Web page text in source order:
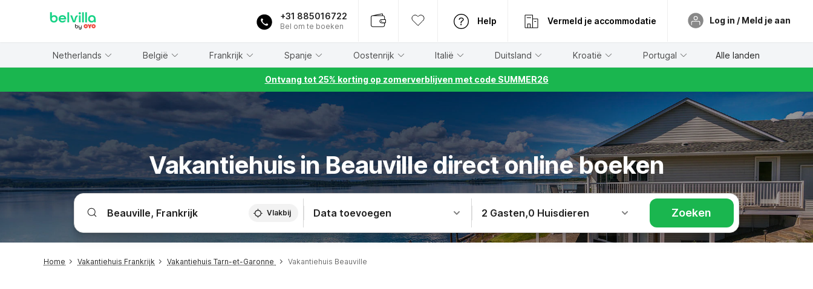
+31 885016722
Bel om te boeken
Help Vermeld je accommodatie Log in / Meld je aan
Netherlands België Frankrijk Spanje Oostenrijk Italië Duitsland Kroatië Portugal Alle landen
Ontvang tot 25% korting op zomerverblijven met code SUMMER26
Vakantiehuis in Beauville direct online boeken
Vlakbij Data toevoegen 2 Gasten,0 Huisdieren Zoeken
Home Vakantiehuis Frankrijk Vakantiehuis Tarn-et-Garonne Vakantiehuis Beauville